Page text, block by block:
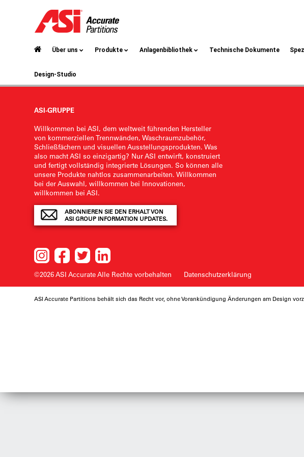
Über uns Produkte Anlagenbibliothek Technische Dokumente
Design-Studio
ASI-GRUPPE
Willkommen bei ASI, dem weltweit führenden Hersteller
von kommerziellen Trennwänden, Waschraumzubehör,
Schließfächern und visuellen Ausstellungsprodukten. Was
also macht ASI so einzigartig? Nur ASI entwirft, konstruiert
und fertigt vollständig integrierte Lösungen. So können alle
unsere Produkte nahtlos zusammenarbeiten. Willkommen
bei der Auswahl, willkommen bei Innovationen,
willkommen bei ASI.
ABONNIEREN SIE DEN ERHALT VON
ASI GROUP INFORMATION UPDATES.
©2026 ASI AccurateAlle Rechte vorbehalten Datenschutzerklärung
ASI Accurate Partitions behält sich das Recht vor, ohne Vorankündigung Änderungen am Design